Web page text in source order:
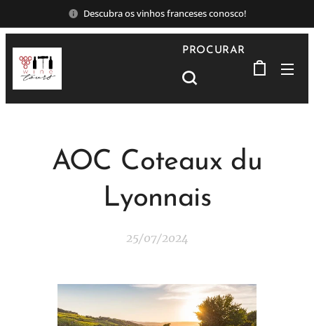
Descubra os vinhos franceses conosco!
PROCURAR
AOC Coteaux du
Lyonnais
25/07/2024